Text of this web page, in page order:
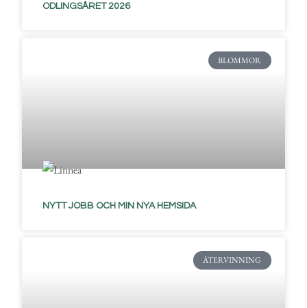
ODLINGSÅRET 2026
BLOMMOR
NYTT JOBB OCH MIN NYA HEMSIDA
ÅTERVINNING